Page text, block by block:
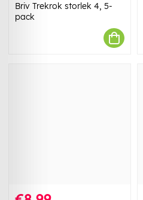
Briv Trekrok storlek 4, 5-
pack